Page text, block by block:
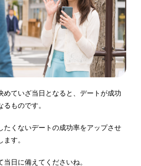
めていざ当日となると、デートが成功
ものです。
たくないデートの成功率をアップさせ
す。
当日に備えてくださいね。